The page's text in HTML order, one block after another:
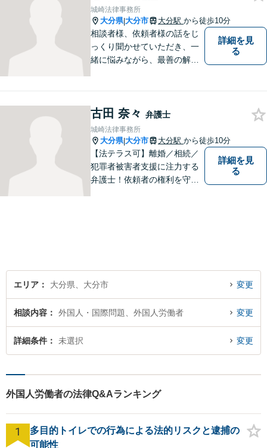
城崎法律事務所
大分県|大分市 大分駅 から徒歩10分
相談者様、依頼者様の話をじ
っくり聞かせていただき、一
緒に悩みながら、最善の解決
詳細を見
る
古田 奈々 弁護士
城崎法律事務所
大分県|大分市 大分駅 から徒歩10分
【法テラス可】離婚／相続／
犯罪者被害者支援に注力する
弁護士！依頼者の権利を守
詳細を見
る
エリア 大分県、大分市 変更
相談内容 外国人・国際問題、外国人労働者 変更
詳細条件 未選択 変更
外国人労働者の法律Q&Aランキング
1
多目的トイレでの行為による法的リスクと逮捕の
可能性